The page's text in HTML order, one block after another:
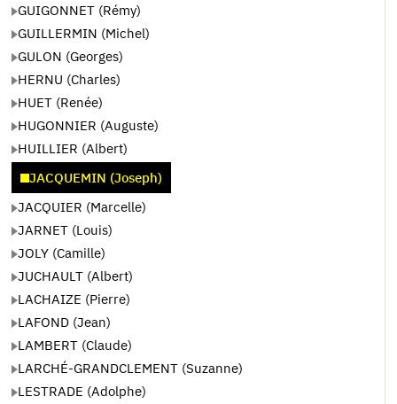
GUIGONNET (Rémy)
GUILLERMIN (Michel)
GULON (Georges)
HERNU (Charles)
HUET (Renée)
HUGONNIER (Auguste)
HUILLIER (Albert)
JACQUEMIN (Joseph)
JACQUIER (Marcelle)
JARNET (Louis)
JOLY (Camille)
JUCHAULT (Albert)
LACHAIZE (Pierre)
LAFOND (Jean)
LAMBERT (Claude)
LARCHÉ-GRANDCLEMENT (Suzanne)
LESTRADE (Adolphe)